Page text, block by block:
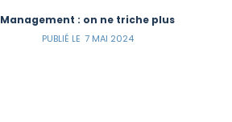
Management : on ne triche plus
7 MAI 2024